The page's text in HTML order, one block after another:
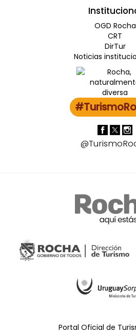
OGD Rocha
CRT
DirTur
Noticias
Portal Oficial de